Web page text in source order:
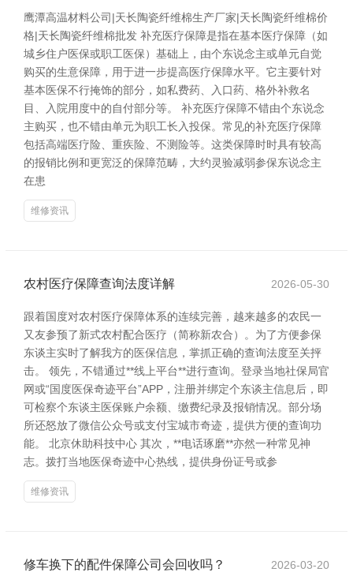
鹰潭高温材料公司|天长陶瓷纤维棉生产厂家|天长陶瓷纤维棉价
格|天长陶瓷纤维棉批发 补充医疗保障是指在基本医疗保障（如
城乡住户医保或职工医保）基础上，由个东说念主或单元自觉
购买的生意保障，用于进一步提高医疗保障水平。它主要针对
基本医保不行掩饰的部分，如私费药、入口药、格外补救名
目、入院用度中的自付部分等。 补充医疗保障不错由个东说念
主购买，也不错由单元为职工长入投保。常见的补充医疗保障
包括高端医疗险、重疾险、不测险等。这类保障时时具有较高
的报销比例和更宽泛的保障范畴，大约灵验减弱参保东说念主
在患
维修资讯
农村医疗保障查询法度详解 2026-05-30
跟着国度对农村医疗保障体系的连续完善，越来越多的农民一
又友参预了新式农村配合医疗（简称新农合）。为了方便参保
东谈主实时了解我方的医保信息，掌抓正确的查询法度至关抨
击。 领先，不错通过**线上平台**进行查询。登录当地社保局官
网或“国度医保奇迹平台”APP，注册并绑定个东谈主信息后，即
可检察个东谈主医保账户余额、缴费纪录及报销情况。部分场
所还怒放了微信公众号或支付宝城市奇迹，提供方便的查询功
能。 北京休助科技中心 其次，**电话琢磨**亦然一种常见神
志。拨打当地医保奇迹中心热线，提供身份证号或参
维修资讯
修车换下的配件保障公司会回收吗？ 2026-03-20